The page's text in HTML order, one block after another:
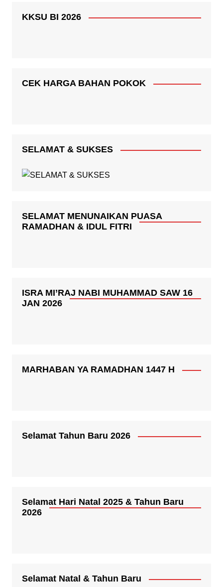
KKSU BI 2026
CEK HARGA BAHAN POKOK
SELAMAT & SUKSES
SELAMAT MENUNAIKAN PUASA
RAMADHAN & IDUL FITRI
ISRA MI’RAJ NABI MUHAMMAD SAW 16
JAN 2026
MARHABAN YA RAMADHAN 1447 H
Selamat Tahun Baru 2026
Selamat Hari Natal 2025 & Tahun Baru
2026
Selamat Natal & Tahun Baru